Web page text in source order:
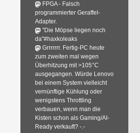
FPGA - Falsch
programmierter Geraffel-
Adapter.
"Die Möpse liegen noch
da"#haxkoleaks
Grrrrrrr. Fertig-PC heute
zum zweiten mal wegen
Überhitzung mit >105°C
ausgegangen. Würde Lenovo
bei einem System vielleicht
vernünftige Kühlung oder
wenigstens Throttling
verbauen, wenn man die
Kisten schon als Gaming/AI-
Ready verkauft? -.-